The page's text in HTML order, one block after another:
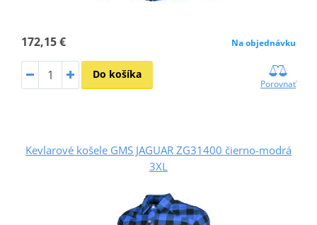
172,15 € Na objednávku
Do košíka
Porovnať
Kevlarové košele GMS JAGUAR ZG31400 čierno-modrá
3XL